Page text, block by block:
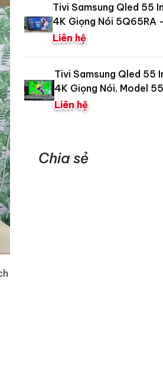
Tivi Samsung Qled 55
4K Giọng Nói 5Q65RA
Liên hệ
Tivi Samsung Qled 55
4K Giọng Nói, Model
Liên hệ
Chia sẻ